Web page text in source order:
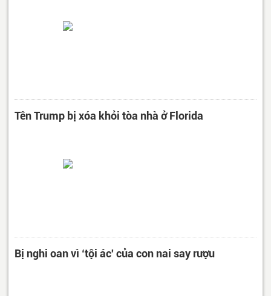
Tên Trump bị xóa khỏi tòa nhà ở Florida
Bị nghi oan vì ‘tội ác' của con nai say rượu